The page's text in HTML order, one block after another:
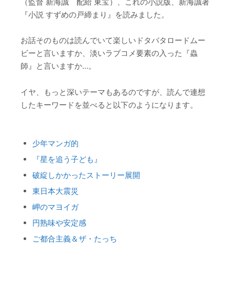
『小説 すずめの戸締まり』を読みました。
お話そのものは読んでいて楽しいドタバタロードムー
ビーと言いますか、淡いラブコメ要素の入った『蟲
師』と言いますか…。
イヤ、もっと深いテーマもあるのですが、読んで連想
したキーワードを並べると以下のようになります。
少年マンガ的
『星を追う子ども』
破綻しかかったストーリー展開
東日本大震災
岬のマヨイガ
円熟味や安定感
ご都合主義＆ザ・たっち